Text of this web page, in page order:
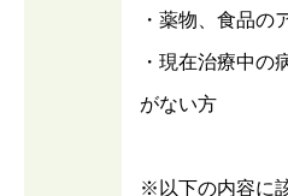
・薬物、食品の
・現在治療中の
がない方
※以下の内容に